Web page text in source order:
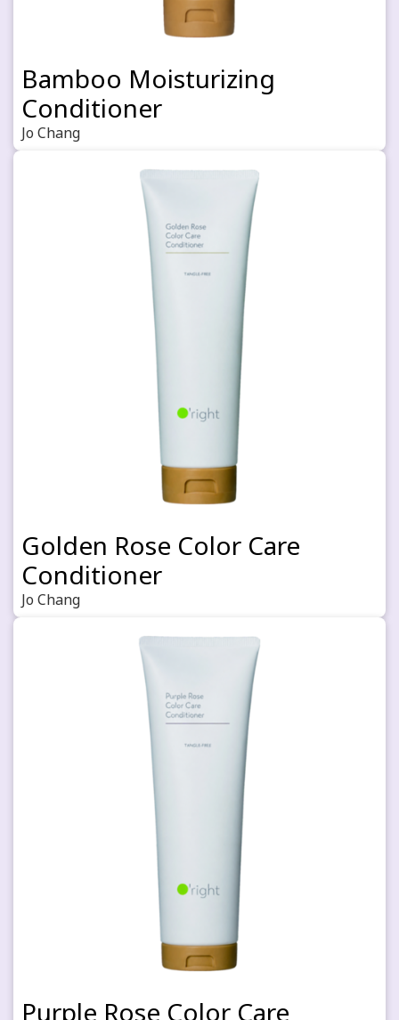
Bamboo Moisturizing
Conditioner
Jo Chang
Golden Rose Color Care
Conditioner
Jo Chang
Purple Rose Color Care